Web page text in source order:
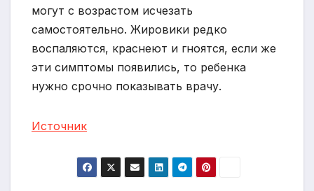
могут с возрастом исчезать
самостоятельно. Жировики редко
воспаляются, краснеют и гноятся, если же
эти симптомы появились, то ребенка
нужно срочно показывать врачу.
Источник